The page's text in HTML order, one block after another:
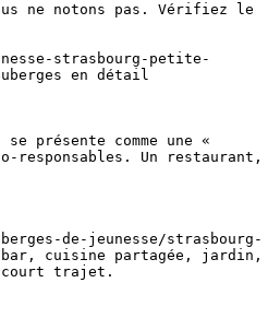
ne notons pas. Vérifiez le
strasbourg-petite-
en détail
présente comme une «
responsables. Un restaurant,
de-jeunesse/strasbourg-
cuisine partagée, jardin,
court trajet.